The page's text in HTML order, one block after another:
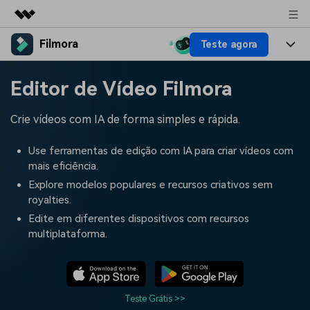
Produtos em destaque
Utilitários
Negócios
Soluções
Sobre nós
Sala de imprensa
Loja
Suporte
Filmora Teste agora
Produtos
Recursos criativos
IA
Vídeo/Imagem
Áudio
Textos
Soluções
Filmora para
Criar
Recursos
Prompts de Vídeo
populares para gerar vídeos
semelhantes em segundos
tendências de marketing de
vídeo em 2025
Central de ajuda
Fale conosco Histórias de clientes
alcançam sucesso
Preços Entrar
Editor de Vídeo Filmora
Crie vídeos com IA de forma simples e rápida.
Use ferramentas de edição com IA para criar vídeos com
mais eficiência.
Explore modelos populares e recursos criativos sem
royalties.
Edite em diferentes dispositivos com recursos
multiplataforma.
Teste Grátis >>